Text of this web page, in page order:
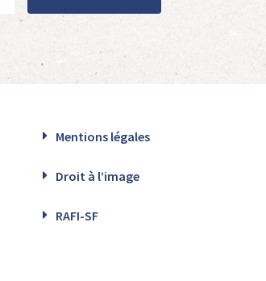
Mentions légales
Droit à l’image
RAFI-SF